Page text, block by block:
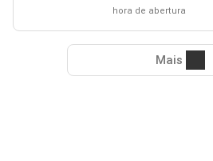
hora de abertura
Mais